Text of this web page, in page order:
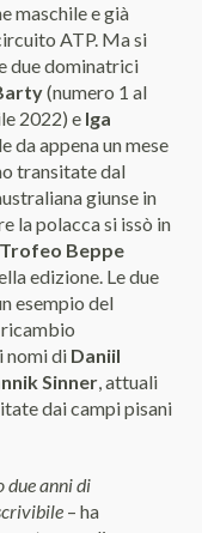
maschile e già
ATP. Ma si
due dominatrici
(numero 1 al
2022) e Iga
da appena un mese
transitate dal
giunse in
la polacca si issò in
Trofeo Beppe
edizione. Le due
esempio del
nomi di Daniil
Sinner, attuali
dai campi pisani
due anni di
– ha